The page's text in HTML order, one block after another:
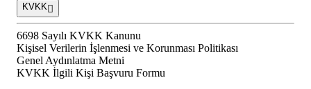
KVKK
6698 Sayılı KVKK Kanunu
Kişisel Verilerin İşlenmesi ve Korunması Politikası
Genel Aydınlatma Metni
KVKK İlgili Kişi Başvuru Formu